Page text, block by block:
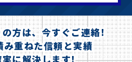
方は、今すぐご連絡!
み重ねた信頼と実績
に解決します!